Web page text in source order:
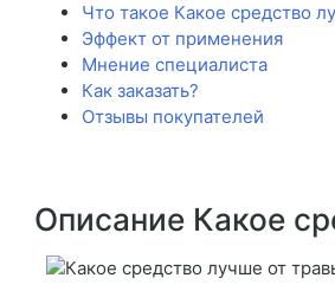
Что такое Какое средство
Эффект от применения
Мнение специалиста
Как заказать?
Отзывы покупателей
Описание Какое